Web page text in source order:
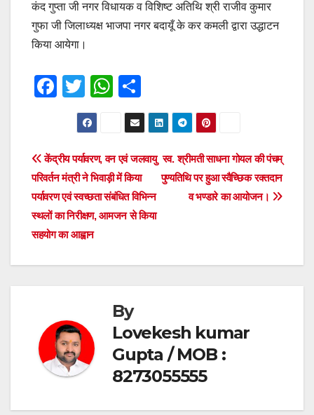
कंद गुप्ता जी नगर विधायक व विशिष्ट अतिथि श्री राजीव कुमार
गुफा जी जिलाध्यक्ष भाजपा नगर बदायूँ के कर कमली द्वारा उद्धाटन
किया आयेगा।
F
e
b
o
o
k
T
wi
tt
er
W
h
at
s
A
p
p
h
ar
e
Post
navigation
स्व. श्रीमती साधना गोयल की पंचम्
पुण्यतिथि पर हुआ स्वैच्छिक रक्तदान
व भण्डारे का आयोजन।
केंद्रीय पर्यावरण, वन एवं जलवायु
परिवर्तन मंत्री ने भिवाड़ी में किया
पर्यावरण एवं स्वच्छता संबंधित विभिन्न
स्थलों का निरीक्षण, आमजन से किया
सहयोग का आह्वान
By
Lovekesh kumar
Gupta / MOB :
8273055555